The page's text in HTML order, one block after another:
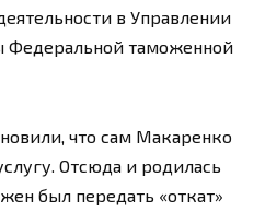
в Управлении
Федеральной таможенной
что сам Макаренко
Отсюда и родилась
был передать «откат»